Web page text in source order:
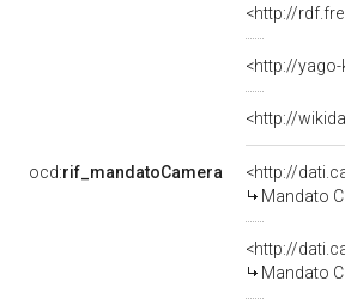
<http://
<http://
<http://
ocd:rif_mandatoCamera
<http://
Mandato
<http://
Mandato